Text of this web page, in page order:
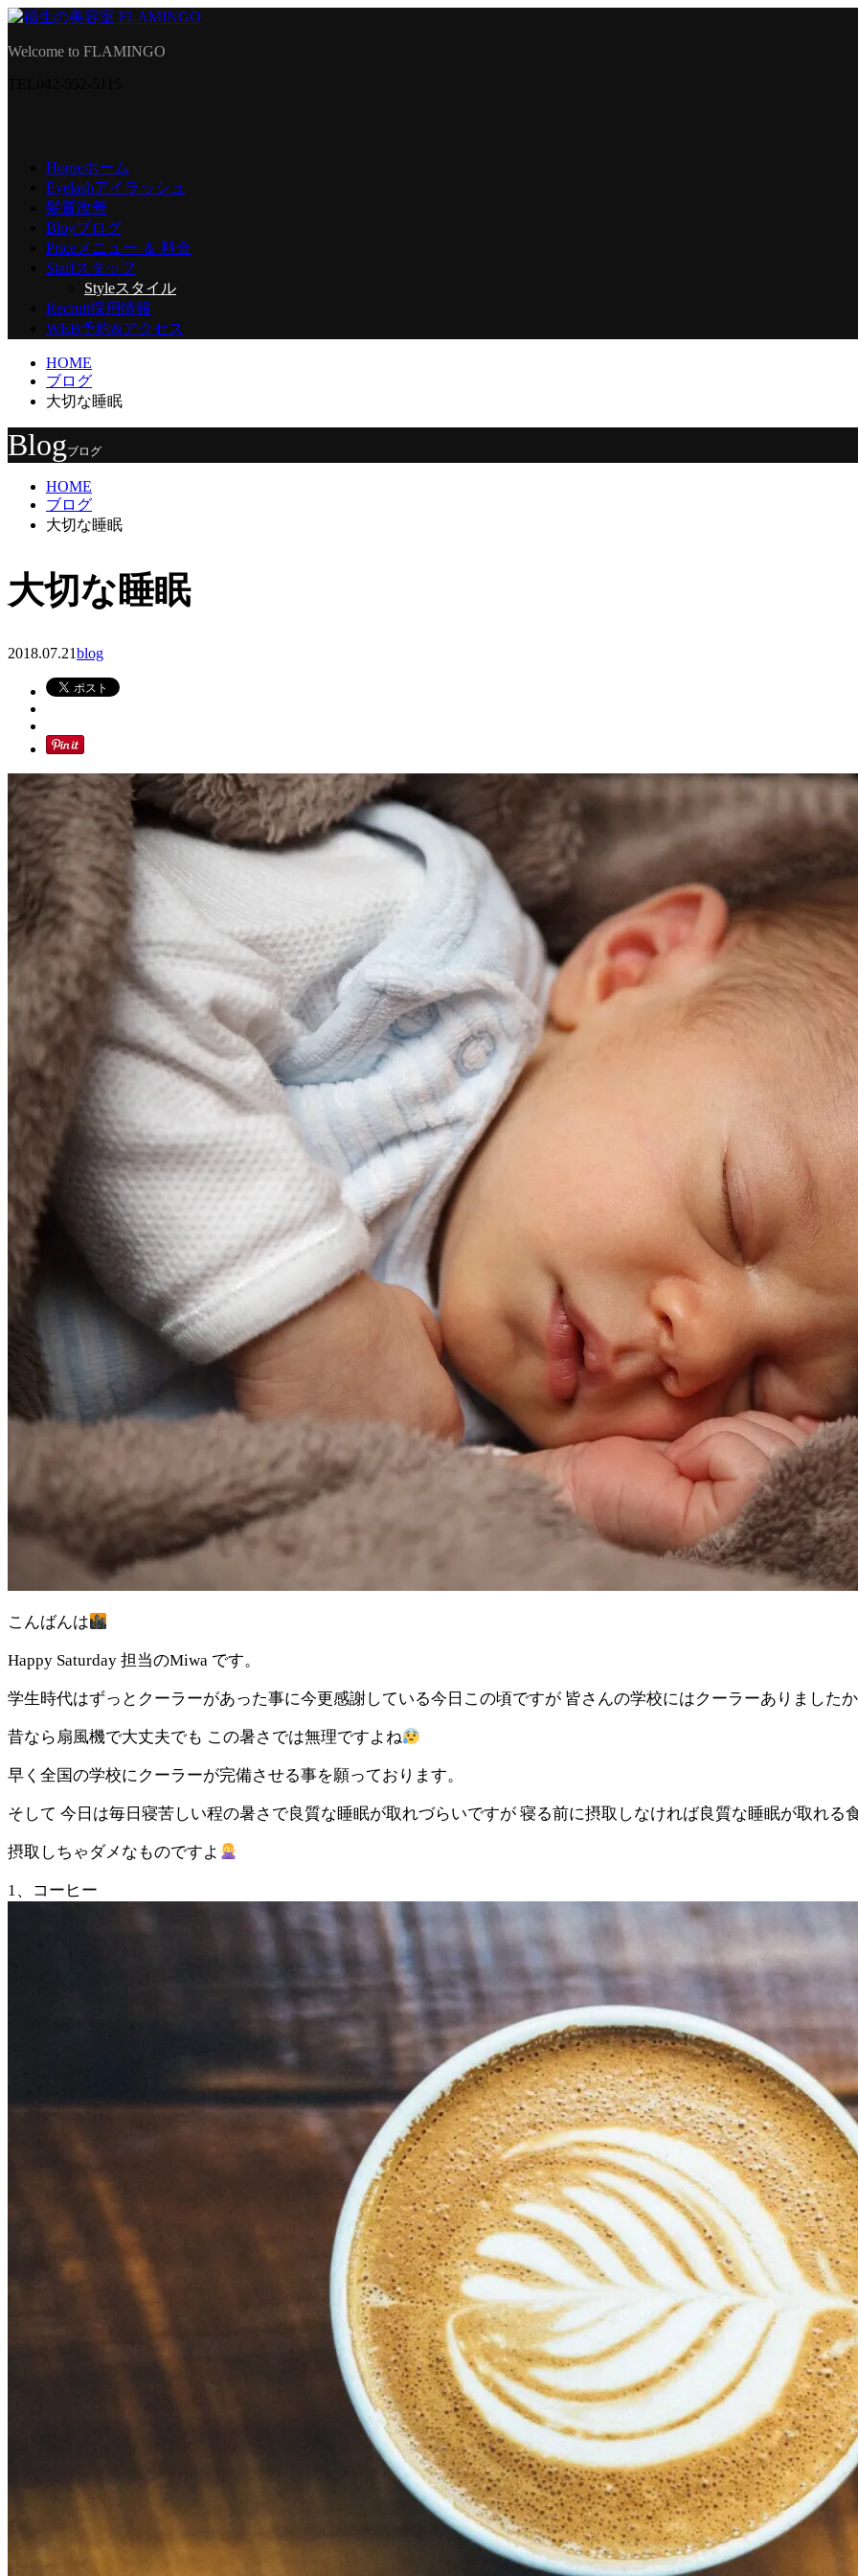
Welcome to FLAMINGO
Homeホーム
Eyelashアイラッシュ
髪質改善
Blogブログ
Price メニュー ＆ 料金
Staffスタッフ
Styleスタイル
Recruit採用情報
WEB予約&アクセス
HOME
ブログ
大切な睡眠
Blogブログ
HOME
ブログ
大切な睡眠
大切な睡眠
2018.07.21blog
こんばんは
Happy Saturday 担当のMiwa です。
学生時代はずっとクーラーがあった事に今更感謝している今日この頃ですが 皆さんの学校にはクーラーありました
昔なら扇風機で大丈夫でも この暑さでは無理ですよね
早く全国の学校にクーラーが完備させる事を願っております。
そして 今日は毎日寝苦しい程の暑さで良質な睡眠が取れづらいですが 寝る前に摂取しなければ良質な睡眠が取れる
摂取しちゃダメなものですよ
1、コーヒー